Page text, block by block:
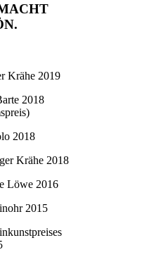
Krähe 2019
2018
2018
Krähe 2018
Löwe 2016
2015